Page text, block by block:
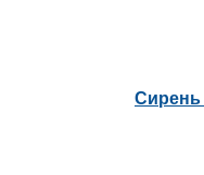
Сирень